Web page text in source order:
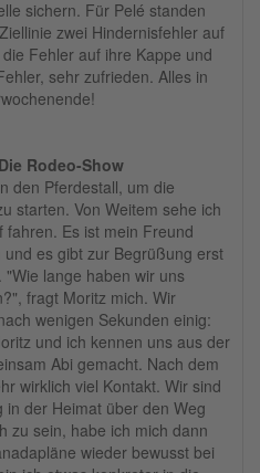
sichern. Für Pelé standen
zwei Hindernisfehler auf
Fehler auf ihre Kappe und
sehr zufrieden. Alles in
Rodeo-Show
den Pferdestall, um die
starten. Von Weitem sehe ich
Es ist mein Freund
es gibt zur Begrüßung erst
lange haben wir uns
fragt Moritz mich. Wir
wenigen Sekunden einig:
und ich kennen uns aus der
Abi gemacht. Nach dem
wirklich viel Kontakt. Wir sind
der Heimat über den Weg
zu sein, habe ich mich dann
wieder bewusst bei